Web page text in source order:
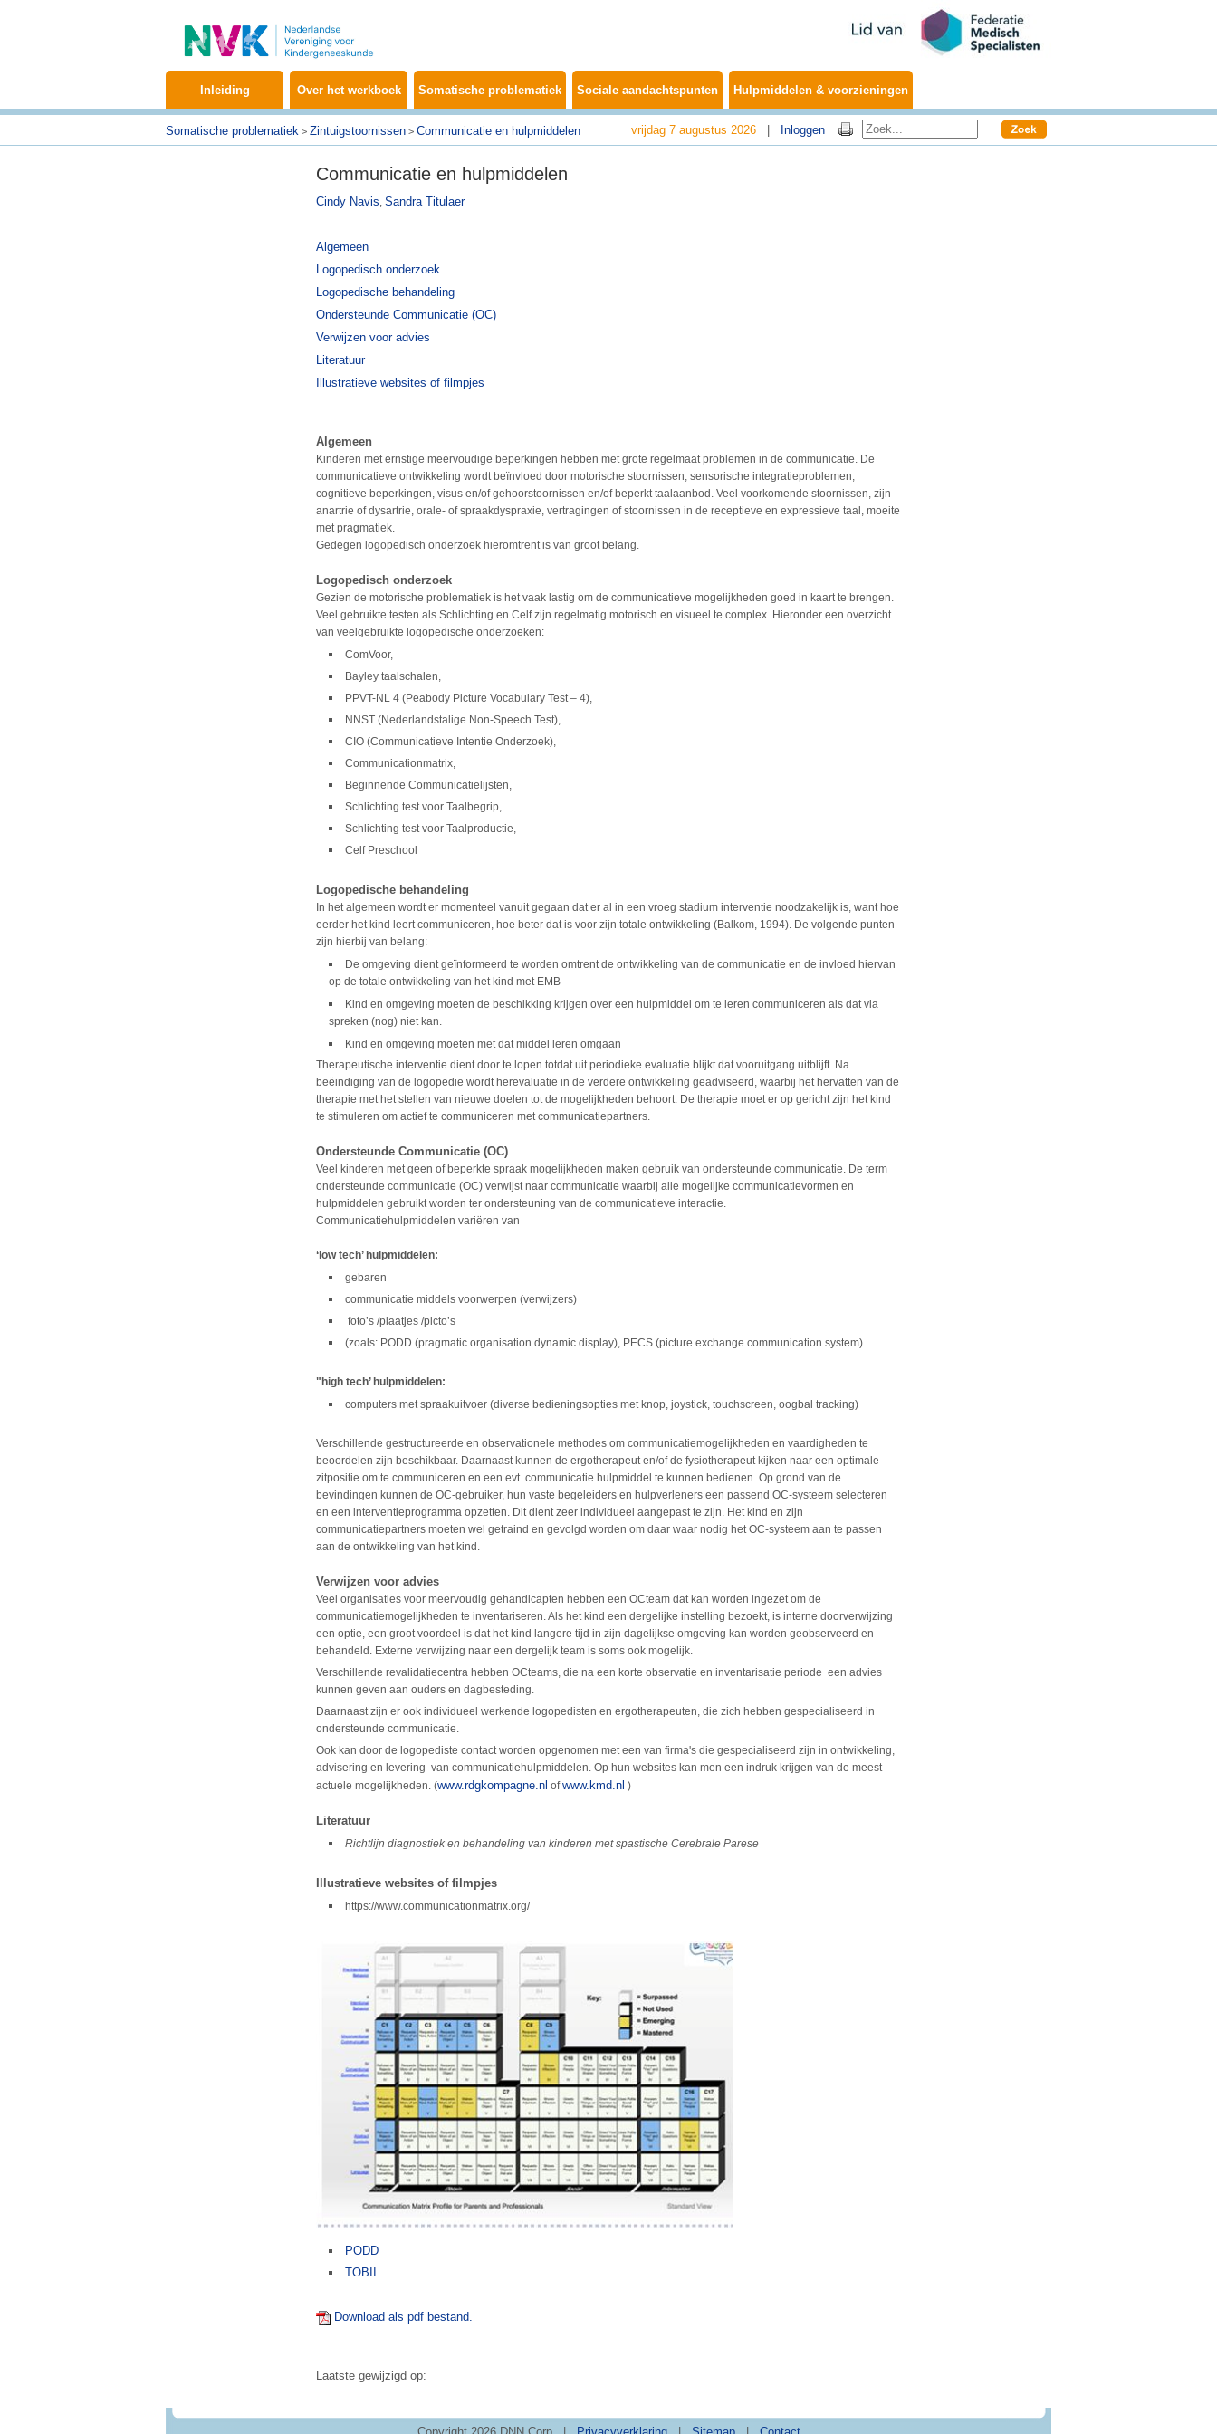
Inleiding Over het werkboek Somatische problematiek Sociale aandachtspunten Hulpmiddelen & voorzieningen
Somatische problematiek > Zintuigstoornissen > Communicatie en hulpmiddelen vrijdag 7 augustus 2026 Inloggen
Communicatie en hulpmiddelen
Cindy Navis, Sandra Titulaer
Algemeen
Logopedisch onderzoek
Logopedische behandeling
Ondersteunde Communicatie (OC)
Verwijzen voor advies
Literatuur
Illustratieve websites of filmpjes
Algemeen
Kinderen met ernstige meervoudige beperkingen hebben met grote regelmaat problemen in de communicatie. De
communicatieve ontwikkeling wordt beïnvloed door motorische stoornissen, sensorische integratieproblemen,
cognitieve beperkingen, visus en/of gehoorstoornissen en/of beperkt taalaanbod. Veel voorkomende stoornissen, zijn
anartrie of dysartrie, orale- of spraakdyspraxie, vertragingen of stoornissen in de receptieve en expressieve taal, moeite
met pragmatiek.
Gedegen logopedisch onderzoek hieromtrent is van groot belang.
Logopedisch onderzoek
Gezien de motorische problematiek is het vaak lastig om de communicatieve mogelijkheden goed in kaart te brengen.
Veel gebruikte testen als Schlichting en Celf zijn regelmatig motorisch en visueel te complex. Hieronder een overzicht
van veelgebruikte logopedische onderzoeken:
ComVoor,
Bayley taalschalen,
PPVT-NL 4 (Peabody Picture Vocabulary Test – 4),
NNST (Nederlandstalige Non-Speech Test),
CIO (Communicatieve Intentie Onderzoek),
Communicationmatrix,
Beginnende Communicatielijsten,
Schlichting test voor Taalbegrip,
Schlichting test voor Taalproductie,
Celf Preschool
Logopedische behandeling
In het algemeen wordt er momenteel vanuit gegaan dat er al in een vroeg stadium interventie noodzakelijk is, want hoe
eerder het kind leert communiceren, hoe beter dat is voor zijn totale ontwikkeling (Balkom, 1994). De volgende punten
zijn hierbij van belang:
De omgeving dient geïnformeerd te worden omtrent de ontwikkeling van de communicatie en de invloed hiervan
op de totale ontwikkeling van het kind met EMB
Kind en omgeving moeten de beschikking krijgen over een hulpmiddel om te leren communiceren als dat via
spreken (nog) niet kan.
Kind en omgeving moeten met dat middel leren omgaan
Therapeutische interventie dient door te lopen totdat uit periodieke evaluatie blijkt dat vooruitgang uitblijft. Na
beëindiging van de logopedie wordt herevaluatie in de verdere ontwikkeling geadviseerd, waarbij het hervatten van de
therapie met het stellen van nieuwe doelen tot de mogelijkheden behoort. De therapie moet er op gericht zijn het kind
te stimuleren om actief te communiceren met communicatiepartners.
Ondersteunde Communicatie (OC)
Veel kinderen met geen of beperkte spraak mogelijkheden maken gebruik van ondersteunde communicatie. De term
ondersteunde communicatie (OC) verwijst naar communicatie waarbij alle mogelijke communicatievormen en
hulpmiddelen gebruikt worden ter ondersteuning van de communicatieve interactie.
Communicatiehulpmiddelen variëren van
‘low tech’ hulpmiddelen:
gebaren
communicatie middels voorwerpen (verwijzers)
foto’s /plaatjes /picto’s
(zoals: PODD (pragmatic organisation dynamic display), PECS (picture exchange communication system)
"high tech’ hulpmiddelen:
computers met spraakuitvoer (diverse bedieningsopties met knop, joystick, touchscreen, oogbal tracking)
Verschillende gestructureerde en observationele methodes om communicatiemogelijkheden en vaardigheden te
beoordelen zijn beschikbaar. Daarnaast kunnen de ergotherapeut en/of de fysiotherapeut kijken naar een optimale
zitpositie om te communiceren en een evt. communicatie hulpmiddel te kunnen bedienen. Op grond van de
bevindingen kunnen de OC-gebruiker, hun vaste begeleiders en hulpverleners een passend OC-systeem selecteren
en een interventieprogramma opzetten. Dit dient zeer individueel aangepast te zijn. Het kind en zijn
communicatiepartners moeten wel getraind en gevolgd worden om daar waar nodig het OC-systeem aan te passen
aan de ontwikkeling van het kind.
Verwijzen voor advies
Veel organisaties voor meervoudig gehandicapten hebben een OCteam dat kan worden ingezet om de
communicatiemogelijkheden te inventariseren. Als het kind een dergelijke instelling bezoekt, is interne doorverwijzing
een optie, een groot voordeel is dat het kind langere tijd in zijn dagelijkse omgeving kan worden geobserveerd en
behandeld. Externe verwijzing naar een dergelijk team is soms ook mogelijk.
Verschillende revalidatiecentra hebben OCteams, die na een korte observatie en inventarisatie periode een advies
kunnen geven aan ouders en dagbesteding.
Daarnaast zijn er ook individueel werkende logopedisten en ergotherapeuten, die zich hebben gespecialiseerd in
ondersteunde communicatie.
Ook kan door de logopediste contact worden opgenomen met een van firma's die gespecialiseerd zijn in ontwikkeling,
advisering en levering van communicatiehulpmiddelen. Op hun websites kan men een indruk krijgen van de meest
actuele mogelijkheden. (www.rdgkompagne.nl ofwww.kmd.nl )
Literatuur
Richtlijn diagnostiek en behandeling van kinderen met spastische Cerebrale Parese
Illustratieve websites of filmpjes
https://www.communicationmatrix.org/
PODD
TOBII
Download als pdf bestand.
Laatste gewijzigd op: